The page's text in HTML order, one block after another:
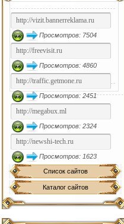
Просмотров: 7504
Просмотров: 4860
Просмотров: 2451
Просмотров: 2324
Просмотров: 1623
Список сайтов
Каталог сайтов